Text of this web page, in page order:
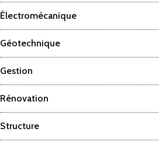
Électromécanique
Géotechnique
Gestion
Rénovation
Structure